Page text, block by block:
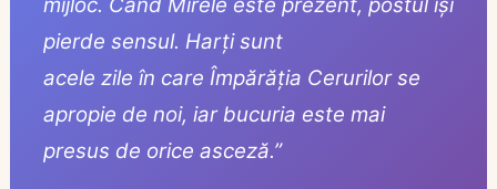
pierde sensul. Harți sunt
acele zile în care Împărăția Cerurilor se
apropie de noi, iar bucuria este mai
presus de orice asceză.”